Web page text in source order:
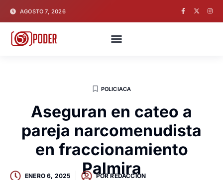
AGOSTO 7, 2026
POLICIACA
Aseguran en cateo a
pareja narcomenudista
en fraccionamiento
Palmira
ENERO 6, 2025 PORREDACCION